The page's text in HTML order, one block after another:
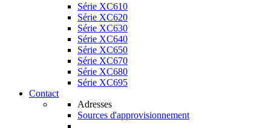
Série XC610
Série XC620
Série XC630
Série XC640
Série XC650
Série XC670
Série XC680
Série XC695
Contact
Adresses
Sources d'approvisionnement